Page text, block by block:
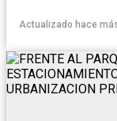
Actualizado hace